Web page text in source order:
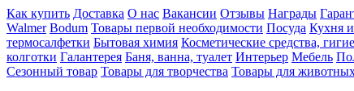
Как купить Доставка О нас Вакансии Отзывы Награды
Walmer Bodum Товары первой необходимости Посуда Кухня и
термосалфетки Бытовая химия Косметические средства,
колготки Галантерея Баня, ванна, туалет Интерьер Мебель
Сезонный товар Товары для творчества Товары для